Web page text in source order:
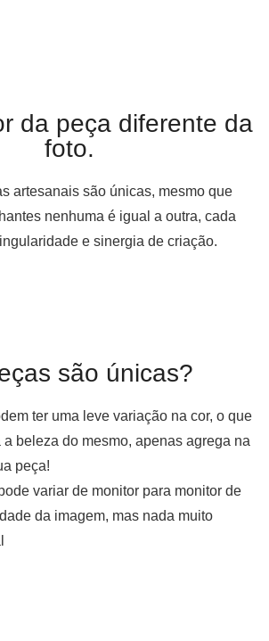
da peça diferente da
foto.
artesanais são únicas, mesmo que
nenhuma é igual a outra, cada
e sinergia de criação.
são únicas?
ter uma leve variação na cor, o que
beleza do mesmo, apenas agrega na
peça!
variar de monitor para monitor de
da imagem, mas nada muito